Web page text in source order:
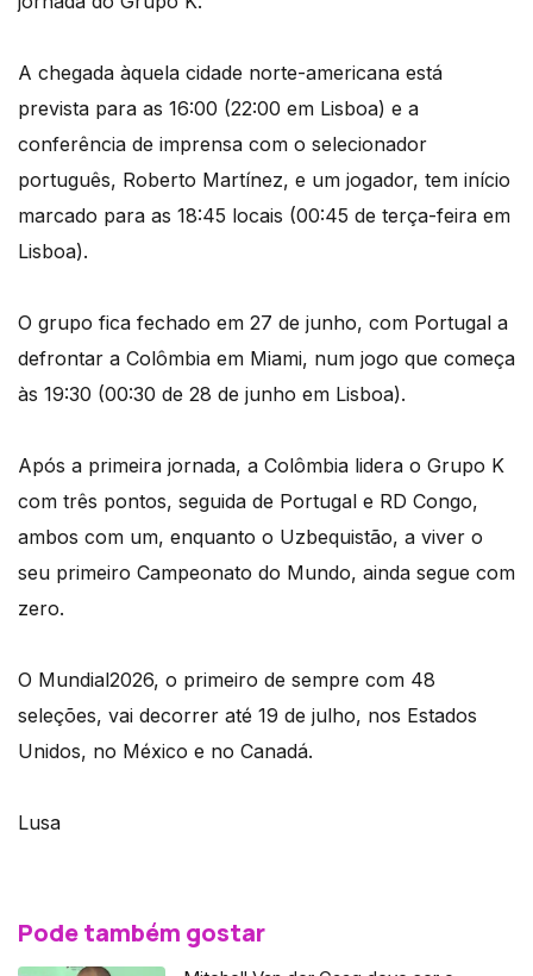
A chegada àquela cidade norte-americana está
prevista para as 16:00 (22:00 em Lisboa) e a
conferência de imprensa com o selecionador
português, Roberto Martínez, e um jogador, tem início
marcado para as 18:45 locais (00:45 de terça-feira em
Lisboa).
O grupo fica fechado em 27 de junho, com Portugal a
defrontar a Colômbia em Miami, num jogo que começa
às 19:30 (00:30 de 28 de junho em Lisboa).
Após a primeira jornada, a Colômbia lidera o Grupo K
com três pontos, seguida de Portugal e RD Congo,
ambos com um, enquanto o Uzbequistão, a viver o
seu primeiro Campeonato do Mundo, ainda segue com
zero.
O Mundial2026, o primeiro de sempre com 48
seleções, vai decorrer até 19 de julho, nos Estados
Unidos, no México e no Canadá.
Lusa
Pode também gostar